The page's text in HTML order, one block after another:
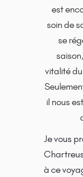
est
soin de
se
vitalité
il nous
Je vous
à ce